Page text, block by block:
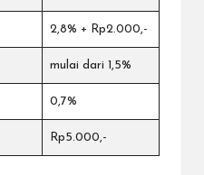
2,8% + Rp2.000,-
mulai dari 1,5%
0,7%
Rp5.000,-